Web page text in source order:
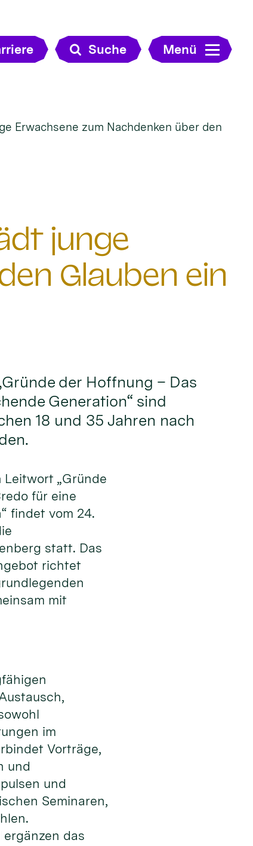
Suche Menü
Erwachsene zum Nachdenken über den
junge
Glauben ein
der Hoffnung – Das
Generation“ sind
18 und 35 Jahren nach
„Gründe
für eine
findet vom 24.
statt. Das
richtet
mit
im
Vorträge,
und
und
Seminaren,
das